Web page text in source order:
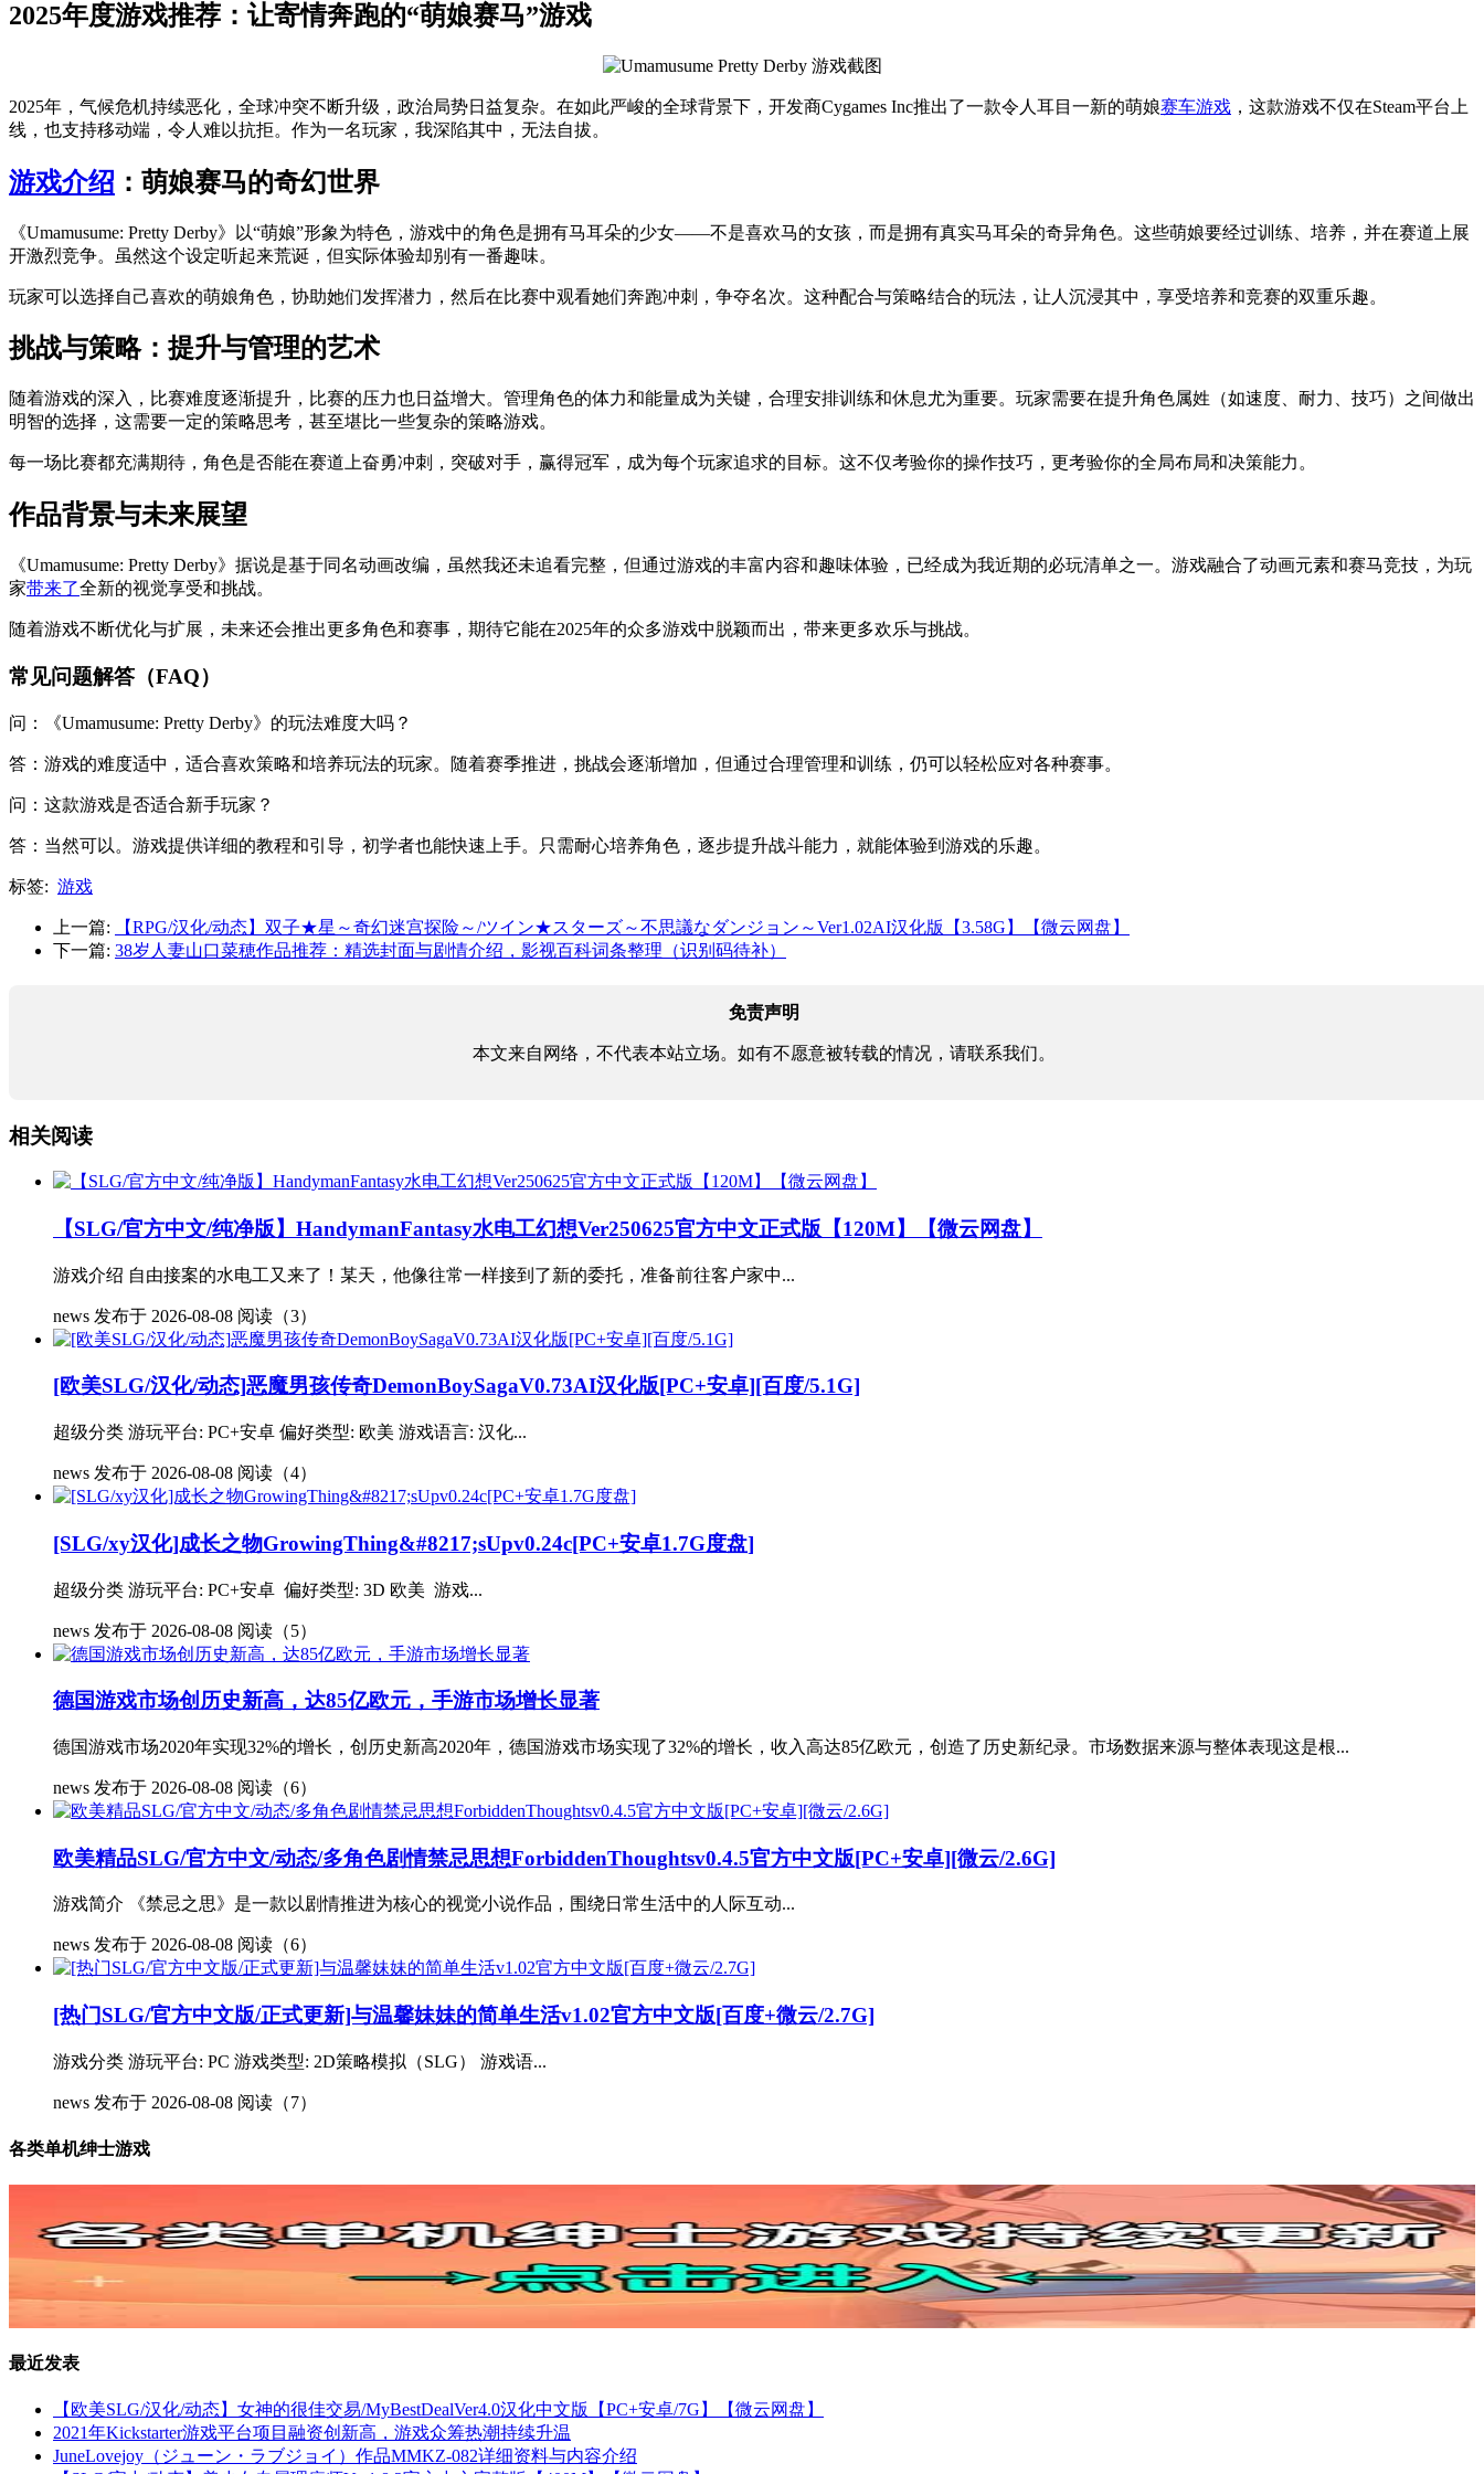
2025年度游戏推荐：让寄情奔跑的“萌娘赛马”游戏
2025年，气候危机持续恶化，全球冲突不断升级，政治局势日益复杂。在如此严峻的全球背景下，开发商Cygames Inc推出了一款令人耳目一新的萌娘赛车游戏 ，这款游戏不仅在Steam平台上
线，也支持移动端，令人难以抗拒。作为一名玩家，我深陷其中，无法自拔。
游戏介绍 ：萌娘赛马的奇幻世界
《Umamusume: Pretty Derby》以“萌娘”形象为特色，游戏中的角色是拥有马耳朵的少女——不是喜欢马的女孩，而是拥有真实马耳朵的奇异角色。这些萌娘要经过训练、培养，并在赛道上展
开激烈竞争。虽然这个设定听起来荒诞，但实际体验却别有一番趣味。
玩家可以选择自己喜欢的萌娘角色，协助她们发挥潜力，然后在比赛中观看她们奔跑冲刺，争夺名次。这种配合与策略结合的玩法，让人沉浸其中，享受培养和竞赛的双重乐趣。
挑战与策略：提升与管理的艺术
随着游戏的深入，比赛难度逐渐提升，比赛的压力也日益增大。管理角色的体力和能量成为关键，合理安排训练和休息尤为重要。玩家需要在提升角色属姓（如速度、耐力、技巧）之间做出
明智的选择，这需要一定的策略思考，甚至堪比一些复杂的策略游戏。
每一场比赛都充满期待，角色是否能在赛道上奋勇冲刺，突破对手，赢得冠军，成为每个玩家追求的目标。这不仅考验你的操作技巧，更考验你的全局布局和决策能力。
作品背景与未来展望
《Umamusume: Pretty Derby》据说是基于同名动画改编，虽然我还未追看完整，但通过游戏的丰富内容和趣味体验，已经成为我近期的必玩清单之一。游戏融合了动画元素和赛马竞技，为玩
家带来了全新的视觉享受和挑战。
随着游戏不断优化与扩展，未来还会推出更多角色和赛事，期待它能在2025年的众多游戏中脱颖而出，带来更多欢乐与挑战。
常见问题解答（FAQ）
问：《Umamusume: Pretty Derby》的玩法难度大吗？
答：游戏的难度适中，适合喜欢策略和培养玩法的玩家。随着赛季推进，挑战会逐渐增加，但通过合理管理和训练，仍可以轻松应对各种赛事。
问：这款游戏是否适合新手玩家？
答：当然可以。游戏提供详细的教程和引导，初学者也能快速上手。只需耐心培养角色，逐步提升战斗能力，就能体验到游戏的乐趣。
标签: 游戏
上一篇:
【RPG/汉化/动态】双子★星～奇幻迷宫探险～/ツイン★スターズ～不思議なダンジョン～Ver1.02AI汉化版【3.58G】【微云网盘】
下一篇: 38岁人妻山口菜穂作品推荐：精选封面与剧情介绍，影视百科词条整理（识别码待补）
免责声明
本文来自网络，不代表本站立场。如有不愿意被转载的情况，请联系我们。
相关阅读
【SLG/官方中文/纯净版】HandymanFantasy水电工幻想Ver250625官方中文正式版【120M】【微云网盘】
游戏介绍 自由接案的水电工又来了！某天，他像往常一样接到了新的委托，准备前往客户家中...
news 发布于 2026-08-08 阅读（3）
[欧美SLG/汉化/动态]恶魔男孩传奇DemonBoySagaV0.73AI汉化版[PC+安卓][百度/5.1G]
超级分类 游玩平台: PC+安卓 偏好类型: 欧美 游戏语言: 汉化...
news 发布于 2026-08-08 阅读（4）
[SLG/xy汉化]成长之物GrowingThing&#8217;sUpv0.24c[PC+安卓1.7G度盘]
超级分类 游玩平台: PC+安卓 偏好类型: 3D 欧美 游戏...
news 发布于 2026-08-08 阅读（5）
德国游戏市场创历史新高，达85亿欧元，手游市场增长显著
德国游戏市场2020年实现32%的增长，创历史新高2020年，德国游戏市场实现了32%的增长，收入高达85亿欧元，创造了历史新纪录。市场数据来源与整体表现这是根...
news 发布于 2026-08-08 阅读（6）
欧美精品SLG/官方中文/动态/多角色剧情禁忌思想ForbiddenThoughtsv0.4.5官方中文版[PC+安卓][微云/2.6G]
游戏简介 《禁忌之思》是一款以剧情推进为核心的视觉小说作品，围绕日常生活中的人际互动...
news 发布于 2026-08-08 阅读（6）
[热门SLG/官方中文版/正式更新]与温馨妹妹的简单生活v1.02官方中文版[百度+微云/2.7G]
游戏分类 游玩平台: PC 游戏类型: 2D策略模拟（SLG） 游戏语...
news 发布于 2026-08-08 阅读（7）
各类单机绅士游戏
最近发表
【欧美SLG/汉化/动态】女神的很佳交易/MyBestDealVer4.0汉化中文版【PC+安卓/7G】【微云网盘】
2021年Kickstarter游戏平台项目融资创新高，游戏众筹热潮持续升温
JuneLovejoy（ジューン・ラブジョイ）作品MMKZ-082详细资料与内容介绍